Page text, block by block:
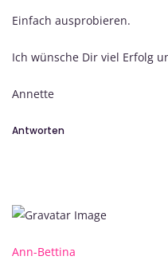
Einfach ausprobieren.
Ich wünsche Dir viel Erfolg
Annette
Antworten
Ann-Bettina